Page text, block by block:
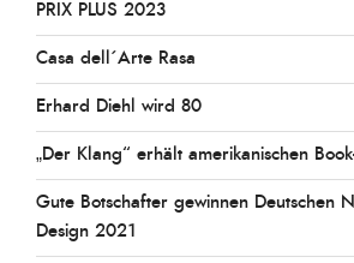
PRIX PLUS 2023
Casa dell´Arte Rasa
Erhard Diehl wird 80
„Der Klang“ erhält amerikanischen
Gute Botschafter gewinnen Deutschen
Design 2021